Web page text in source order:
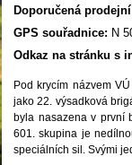
Doporučená
GPS souřadnice: N
Odkaz na stránku s
Pod krycím názvem
jako 22. výsadková
byla nasazena v první
601. skupina je
speciálních sil. Svými